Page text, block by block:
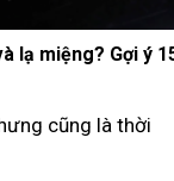
đầy đủ 3 miền
viên mà còn là